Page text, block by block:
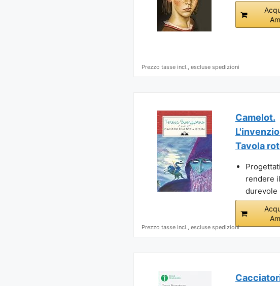
Prezzo tasse incl., escluse spedizioni
Camelot.
Tavola
rendere
durevole
Prezzo tasse incl., escluse spedizioni